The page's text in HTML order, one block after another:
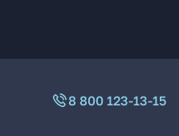
8 800 123-13-15